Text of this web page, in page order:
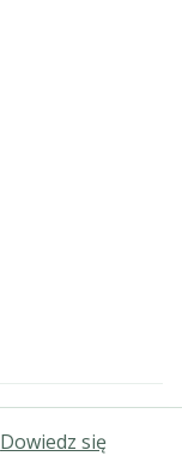
zastrzeżone.
Dowiedz się